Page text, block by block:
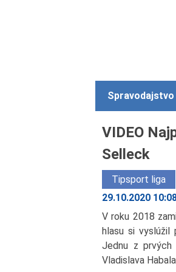
Spravodajstvo
VIDEO
Selleck
Tipsport liga
29.10.2020
V roku 2018
hlasu si vyslúžil
Jednu z prvých
Vladislava